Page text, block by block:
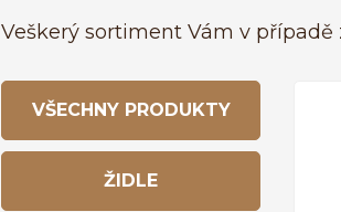
Veškerý sortiment Vám v
VŠECHNY PRODUKTY
ŽIDLE